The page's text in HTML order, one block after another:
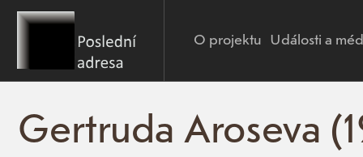
O projektu Události a
Gertruda Aroseva